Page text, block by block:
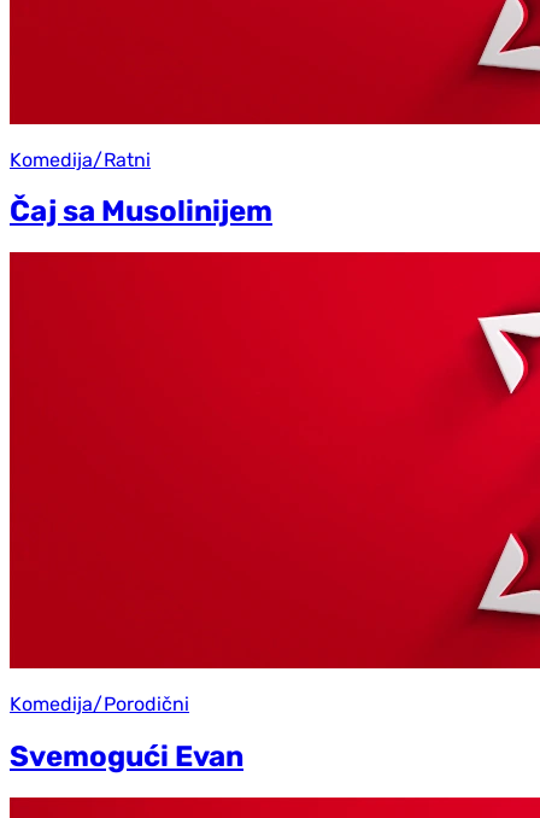
Komedija/Ratni
Čaj sa Musolinijem
Komedija/Porodični
Svemogući Evan